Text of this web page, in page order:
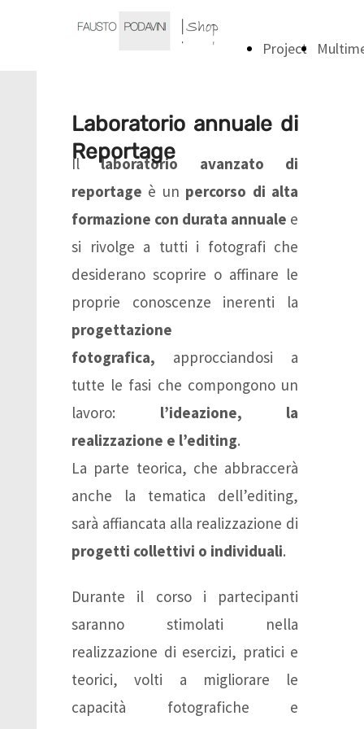
Project
Laboratorio annuale di
Reportage
Illaboratorio avanzato di
reportage è un percorso di alta
formazione con durata annuale e
si rivolge a tutti i fotografi che
desiderano scoprire o affinare le
proprie conoscenze inerenti la
progettazione
fotografica, approcciandosi a
tutte le fasi che compongono un
lavoro: l’ideazione, la
realizzazione e l’editing.
La parte teorica, che abbraccerà
anche la tematica dell’editing,
sarà affiancata alla realizzazione di
progetti collettivi o individuali.
Durante il corso i partecipanti
saranno stimolati nella
realizzazione di esercizi, pratici e
teorici, volti a migliorare le
capacità fotografiche e